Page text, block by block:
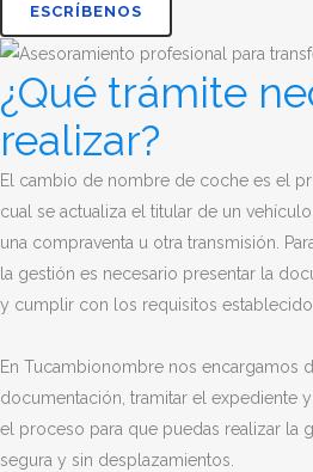
ESCRÍBENOS
¿Qué trámite
realizar?
El cambio de nombre de coche es el
cual se actualiza el titular de un
una compraventa u otra transmisión.
la gestión es necesario presentar la
y cumplir con los requisitos
En Tucambionombre nos encargamos
documentación, tramitar el expediente
el proceso para que puedas realizar la
segura y sin desplazamientos.